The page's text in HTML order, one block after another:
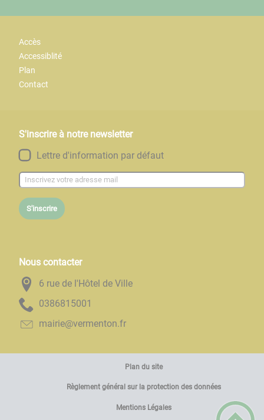
Accès
Accessiblité
Plan
Contact
S'inscrire à notre newsletter
Lettre d'information par défaut
S'inscrire
Nous contacter
6 rue de l'Hôtel de Ville
1005186830
rf.notnemrev@eiriam
Plan du site
Règlement général sur la protection des données
Mentions Légales